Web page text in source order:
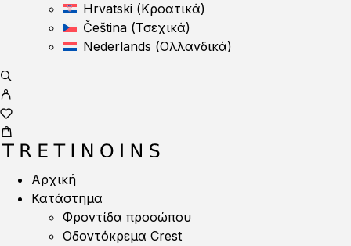
Hrvatski (Κροατικά)
Čeština (Τσεχικά)
Nederlands (Ολλανδικά)
Αρχική
Κατάστημα
Φροντίδα προσώπου
Οδοντόκρεμα Crest